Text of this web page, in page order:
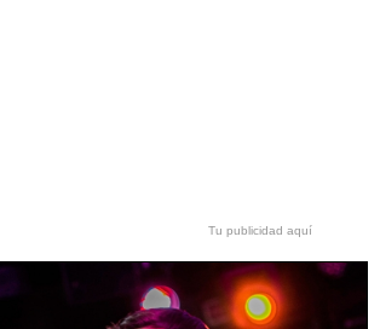
Tu publicidad aquí